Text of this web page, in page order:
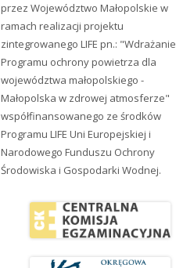
przez Województwo Małopolskie w
ramach realizacji projektu
zintegrowanego LIFE pn.: "Wdrażanie
Programu ochrony powietrza dla
województwa małopolskiego -
Małopolska w zdrowej atmosferze"
współfinansowanego ze środków
Programu LIFE Uni Europejskiej i
Narodowego Funduszu Ochrony
Środowiska i Gospodarki Wodnej.